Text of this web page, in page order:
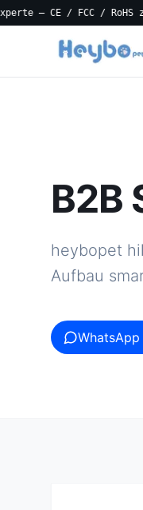
— CE / FCC / RoHS
B2B
heybopet
Aufbau